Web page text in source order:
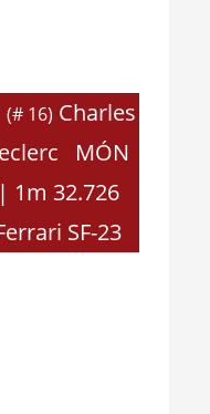
(# 16) Charles
MÓN
| 1m 32.726
SF-23